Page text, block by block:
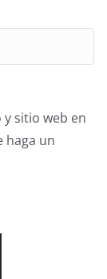
sitio web en
haga un